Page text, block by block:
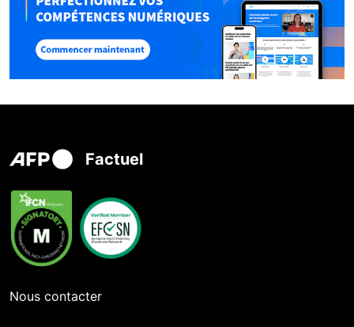
Factuel
Nous contacter